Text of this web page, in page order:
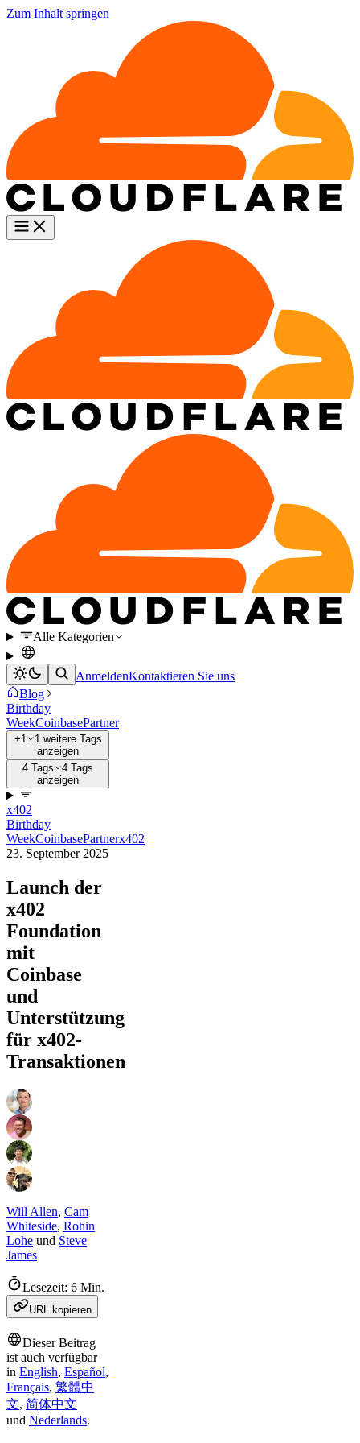
Zum Inhalt springen
Alle Kategorien
AnmeldenKontaktieren Sie uns
Blog
Birthday
WeekCoinbasePartner
+1
1 weitere Tags
anzeigen
4 Tags
4 Tags
anzeigen
x402
Birthday
WeekCoinbasePartnerx402
23. September 2025
Launch der
x402
Foundation
mit
Coinbase
und
Unterstützung
für x402-
Transaktionen
Will Allen, Cam
Whiteside, Rohin
Lohe und Steve
James
Lesezeit: 6 Min.
URL kopieren
Dieser Beitrag
ist auch verfügbar
in English, Español,
Français, 繁體中
文, 简体中文
und Nederlands.